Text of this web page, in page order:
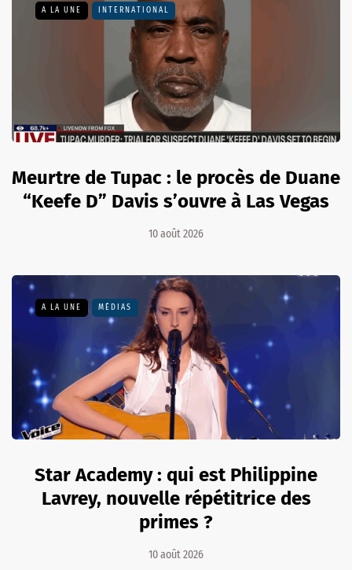
A LA UNE INTERNATIONAL
Meurtre de Tupac : le procès de Duane
“Keefe D” Davis s’ouvre à Las Vegas
10 août 2026
A LA UNE MÉDIAS
Star Academy : qui est Philippine
Lavrey, nouvelle répétitrice des
primes ?
10 août 2026